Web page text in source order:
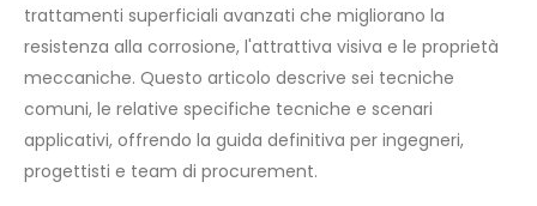
trattamenti superficiali avanzati che migliorano la
resistenza alla corrosione, l'attrattiva visiva e le proprietà
meccaniche. Questo articolo descrive sei tecniche
comuni, le relative specifiche tecniche e scenari
applicativi, offrendo la guida definitiva per ingegneri,
progettisti e team di procurement.